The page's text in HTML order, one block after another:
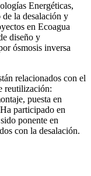
Energéticas,
la desalación y
en Ecoagua
diseño y
ósmosis inversa
relacionados con el
reutilización:
puesta en
participado en
ponente en
con la desalación.